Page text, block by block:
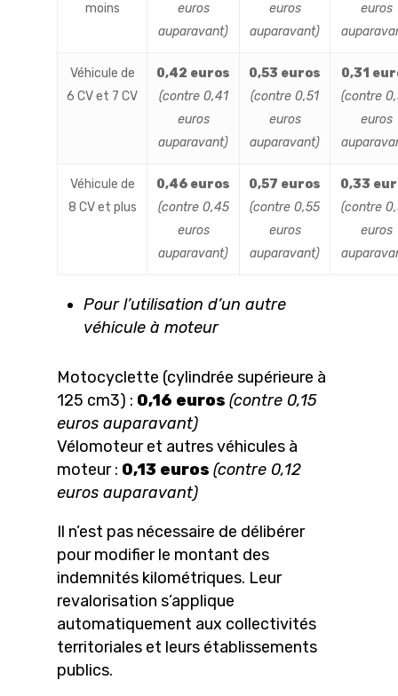
moins
euros
auparavant)
euros
auparavant)
euros
Véhicule de
6 CV et 7 CV
0,42 euros
(contre 0,41
euros
auparavant)
0,53 euros
(contre 0,51
euros
auparavant)
0,31
(contre
euros
Véhicule de
8 CV et plus
0,46 euros
(contre 0,45
euros
auparavant)
0,57 euros
(contre 0,55
euros
auparavant)
0,33
(contre
euros
Pour l’utilisation d’un autre
véhicule à moteur
Motocyclette (cylindrée supérieure à
125 cm3) : 0,16 euros (contre 0,15
euros auparavant)
Vélomoteur et autres véhicules à
moteur : 0,13 euros (contre 0,12
euros auparavant)
Il n’est pas nécessaire de délibérer
pour modifier le montant des
indemnités kilométriques. Leur
revalorisation s’applique
automatiquement aux collectivités
territoriales et leurs établissements
publics.